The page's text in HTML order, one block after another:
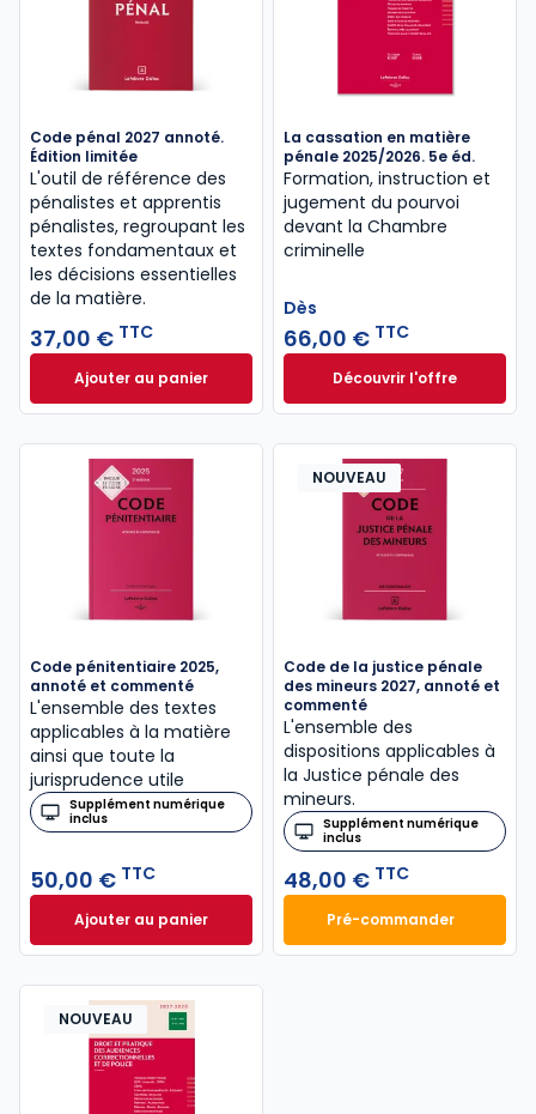
Code pénal 2027 annoté.
Édition limitée
L'outil de référence des
pénalistes et apprentis
pénalistes, regroupant les
textes fondamentaux et
les décisions essentielles
de la matière.
37,00 € TTC
Ajouter au panierCode pénal 2027 annoté. Édition limitée à 37,00 €
La cassation en matière
pénale 2025/2026. 5e éd.
Formation, instruction et
jugement du pourvoi
devant la Chambre
criminelle
Dès
66,00 € TTC
Découvrir l'offreLa cassation en
Dès
Code pénitentiaire 2025,
annoté et commenté
L'ensemble des textes
applicables à la matière
ainsi que toute la
jurisprudence utile
Supplément numérique
inclus
50,00 € TTC
Ajouter au panierCode pénitentiaire 2025, annoté et commenté à
NOUVEAU
Code de la justice pénale
des mineurs 2027, annoté et
commenté
L'ensemble des
dispositions applicables à
la Justice pénale des
mineurs.
Supplément numérique
inclus
48,00 € TTC
Pré-commander
Code de la
NOUVEAU